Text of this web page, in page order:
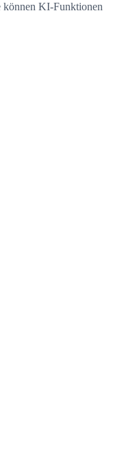
können KI-Funktionen